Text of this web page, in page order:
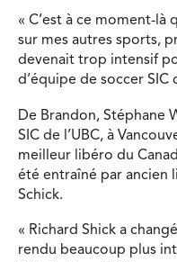
« C’est à ce moment-là
sur mes autres sports,
devenait trop intensif
d’équipe de soccer SIC
De Brandon, Stéphane
SIC de l’UBC, à
meilleur libéro du
été entraîné par ancien
Schick.
« Richard Shick a
rendu beaucoup plus